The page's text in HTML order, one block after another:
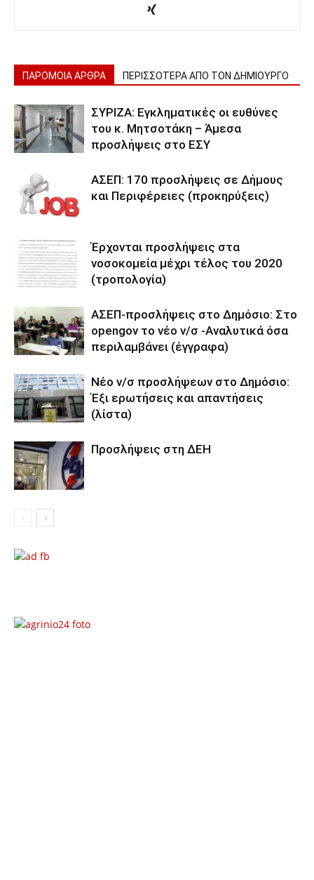
ΠΑΡΟΜΟΙΑ ΑΡΘΡΑ ΠΕΡΙΣΣΟΤΕΡΑ ΑΠΟ ΤΟΝ ΔΗΜΙΟΥΡΓΟ
ΣΥΡΙΖΑ: Εγκληματικές οι ευθύνες
του κ. Μητσοτάκη – Άμεσα
προσλήψεις στο ΕΣΥ
ΑΣΕΠ: 170 προσλήψεις σε Δήμους
και Περιφέρειες (προκηρύξεις)
Έρχονται προσλήψεις στα
νοσοκομεία μέχρι τέλος του 2020
(τροπολογία)
ΑΣΕΠ-προσλήψεις στο Δημόσιο: Στο
opengov το νέο ν/σ -Αναλυτικά όσα
περιλαμβάνει (έγγραφα)
Νέο ν/σ προσλήψεων στο Δημόσιο:
Έξι ερωτήσεις και απαντήσεις
(λίστα)
Προσλήψεις στη ΔΕΗ